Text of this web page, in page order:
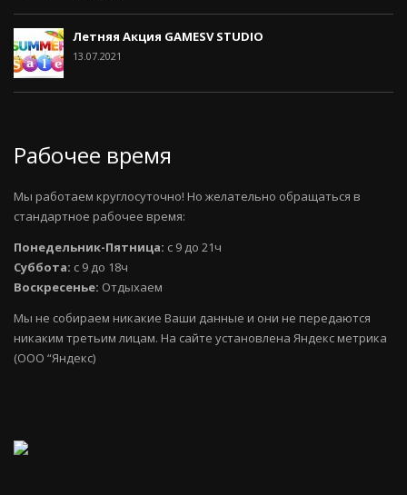
Летняя Акция GAMESV STUDIO
13.07.2021
Рабочее время
Мы работаем круглосуточно! Но желательно обращаться в
стандартное рабочее время:
Понедельник-Пятница: с 9 до 21ч
Суббота: с 9 до 18ч
Воскресенье: Отдыхаем
Мы не собираем никакие Ваши данные и они не передаются
никаким третьим лицам. На сайте установлена Яндекс метрика
(ООО “Яндекс)